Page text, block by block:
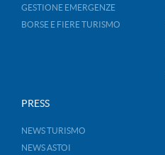
GESTIONE EMERGENZE
BORSE E FIERE TURISMO
PRESS
NEWS TURISMO
NEWS ASTOI